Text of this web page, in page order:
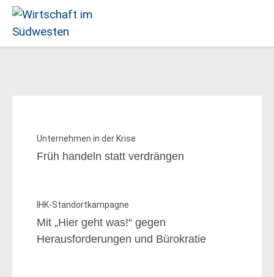
IHK Südlicher Oberrhein
Unternehmen in der Krise
Früh handeln statt verdrängen
IHK-Standortkampagne
Mit „Hier geht was!“ gegen
Herausforderungen und Bürokratie